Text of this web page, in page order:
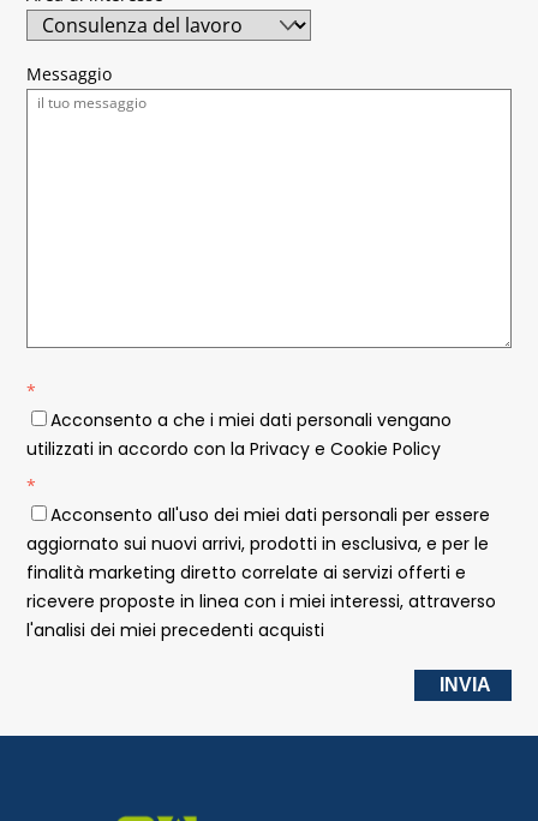
Messaggio
*
Acconsento a che i miei dati personali vengano
utilizzati in accordo con la Privacy e Cookie Policy
*
Acconsento all'uso dei miei dati personali per essere
aggiornato sui nuovi arrivi, prodotti in esclusiva, e per le
finalità marketing diretto correlate ai servizi offerti e
ricevere proposte in linea con i miei interessi, attraverso
l'analisi dei miei precedenti acquisti
INVIA